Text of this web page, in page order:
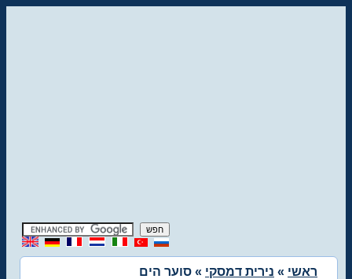
ראשי » נירית דמסקי » סוער הים